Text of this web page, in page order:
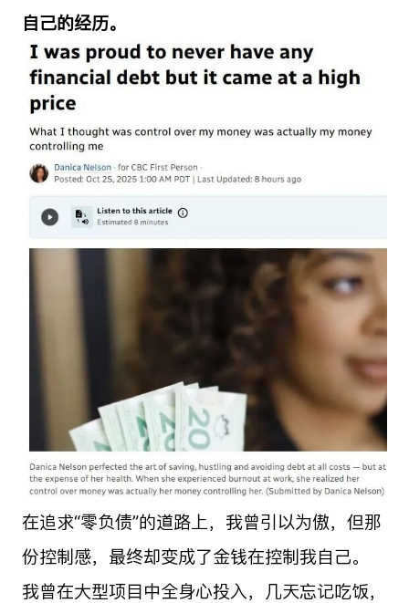
自己的经历。
在追求“零负债”的道路上，我曾引以为傲，但那
份控制感，最终却变成了金钱在控制我自己。
我曾在大型项目中全身心投入，几天忘记吃饭，